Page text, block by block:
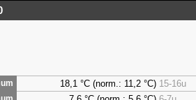
18,1 °C (norm.: 11,2 °C) 15-16u